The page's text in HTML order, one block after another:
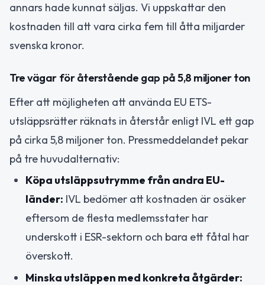
annars hade kunnat säljas. Vi uppskattar den
kostnaden till att vara cirka fem till åtta miljarder
svenska kronor.
Tre vägar för återstående gap på 5,8 miljoner ton
Efter att möjligheten att använda EU ETS-
utsläppsrätter räknats in återstår enligt IVL ett gap
på cirka 5,8 miljoner ton. Pressmeddelandet pekar
på tre huvudalternativ:
Köpa utsläppsutrymme från andra EU-
länder: IVL bedömer att kostnaden är osäker
eftersom de flesta medlemsstater har
underskott i ESR-sektorn och bara ett fåtal har
överskott.
Minska utsläppen med konkreta åtgärder: